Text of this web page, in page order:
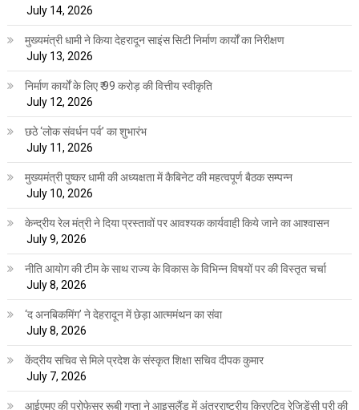
July 14, 2026
मुख्यमंत्री धामी ने किया देहरादून साइंस सिटी निर्माण कार्यों का निरीक्षण
July 13, 2026
निर्माण कार्यों के लिए ₹ 99 करोड़ की वित्तीय स्वीकृति
July 12, 2026
छठे ‘लोक संवर्धन पर्व’ का शुभारंभ
July 11, 2026
मुख्यमंत्री पुष्कर धामी की अध्यक्षता में कैबिनेट की महत्वपूर्ण बैठक सम्पन्न
July 10, 2026
केन्द्रीय रेल मंत्री ने दिया प्रस्तावों पर आवश्यक कार्यवाही किये जाने का आश्वासन
July 9, 2026
नीति आयोग की टीम के साथ राज्य के विकास के विभिन्न विषयों पर की विस्तृत चर्चा
July 8, 2026
‘द अनबिकमिंग’ ने देहरादून में छेड़ा आत्ममंथन का संवा
July 8, 2026
केंद्रीय सचिव से मिले प्रदेश के संस्कृत शिक्षा सचिव दीपक कुमार
July 7, 2026
आईएमए की प्रोफेसर रूबी गुप्ता ने आइसलैंड में अंतरराष्ट्रीय क्रिएटिव रेजिडेंसी पूरी की